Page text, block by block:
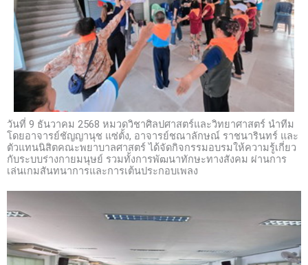
วันที่ 9 ธันวาคม 2568 หมวดวิชาศิลปศาสตร์และวิทยาศาสตร์ นำทีม
โดยอาจารย์ชัญญานุช แซ่ตั้ง, อาจารย์ชณาลักษณ์ ราชนารินทร์ และ
ตัวแทนนิสิตคณะพยาบาลศาสตร์ได้จัดกิจกรรมอบรมให้ความรู้เกี่ยว
กับระบบร่างกายมนุษย์ รวมทั้งการพัฒนาทักษะทางสังคม ผ่านการ
เล่นเกมสันทนาการและการเต้นประกอบเพลง